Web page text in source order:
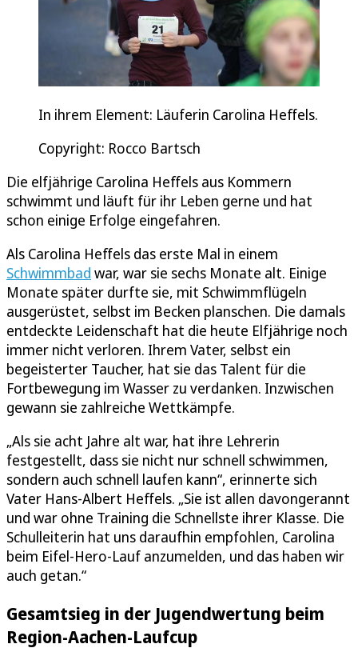
In ihrem Element: Läuferin Carolina Heffels.
Copyright: Rocco Bartsch
Die elfjährige Carolina Heffels aus Kommern
schwimmt und läuft für ihr Leben gerne und hat
schon einige Erfolge eingefahren.
Als Carolina Heffels das erste Mal in einem
Schwimmbad war, war sie sechs Monate alt. Einige
Monate später durfte sie, mit Schwimmflügeln
ausgerüstet, selbst im Becken planschen. Die damals
entdeckte Leidenschaft hat die heute Elfjährige noch
immer nicht verloren. Ihrem Vater, selbst ein
begeisterter Taucher, hat sie das Talent für die
Fortbewegung im Wasser zu verdanken. Inzwischen
gewann sie zahlreiche Wettkämpfe.
„Als sie acht Jahre alt war, hat ihre Lehrerin
festgestellt, dass sie nicht nur schnell schwimmen,
sondern auch schnell laufen kann“, erinnerte sich
Vater Hans-Albert Heffels. „Sie ist allen davongerannt
und war ohne Training die Schnellste ihrer Klasse. Die
Schulleiterin hat uns daraufhin empfohlen, Carolina
beim Eifel-Hero-Lauf anzumelden, und das haben wir
auch getan.“
Gesamtsieg in der Jugendwertung beim
Region-Aachen-Laufcup